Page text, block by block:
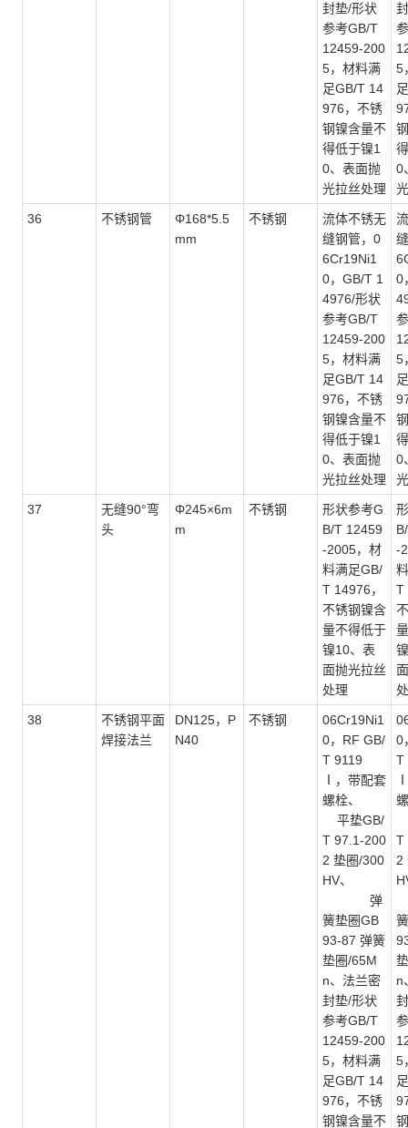
封垫/形状
参考GB/T
12459-200
5，材料满
足GB/T 14
976，不锈
钢镍含量不
得低于镍1
0、表面抛
光拉丝处理
5
0
36 不锈钢管
Φ168*5.5
mm
不锈钢
流体不锈无
缝钢管， 0
6Cr19Ni1
0，GB/T 1
4976/形状
参考GB/T
12459-200
5，材料满
足GB/T 14
976，不锈
钢镍含量不
得低于镍1
0、表面抛
光拉丝处理
0
5
0
37 无缝90°弯
头
Φ245×6m
m
不锈钢 形状参考G
B/T 12459
-2005，材
料满足GB/
T 14976，
不锈钢镍含
量不得低于
镍10、表
面抛光拉丝
处理
-
T
38
不锈钢平面
焊接法兰
DN125，P
N40
不锈钢
06Cr19Ni1
0，RF GB/
T 9119
Ⅰ，带配套
螺栓、
平垫GB/
T 97.1-200
2 垫圈/300
HV、
弹
簧垫圈GB
93-87 弹簧
垫圈/65M
n、法兰密
封垫/形状
参考GB/T
12459-200
5，材料满
足GB/T 14
976，不锈
钢镍含量不
0
T
T
2
n
5